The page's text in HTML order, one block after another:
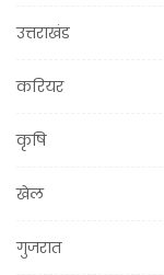
उत्तराखंड
करियर
कृषि
खेल
गुजरात